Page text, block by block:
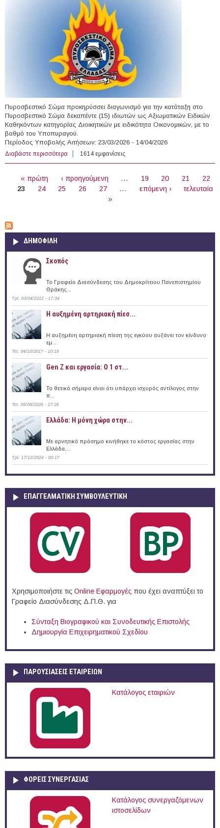
Πυροσβεστικό Σώμα προκηρύσσει διαγωνισμό για την κατάταξη στο
Πυροσβεστικό Σώμα δεκαπέντε (15) ιδιωτών ως Αξιωματικών Ειδικών
Καθηκόντων κατηγορίας Διοικητικών με ειδικότητα Οικονομικών, με το
βαθμό του Υποπυραγού.
Περίοδος Υποβολής Αιτήσεων: 23/03/2026 - 14/04/2026
Διαβάστε περισσότερα για Διαγωνισμός για 15 άτομα Ειδικών Καθηκόντων
κατηγορίας Διοικητικών με ειδικότητα Οικονομικών στο
1614 εμφανίσεις
« πρώτη ‹ προηγούμενη … 19 20 21
22
23
24 25 26 27 … επόμενη ›
τελευταία
»
ΔΗΜΟΦΙΛΗ
Σκοπός
Το Γραφείο Διασύνδεσης του Δημοκρίτειου Πανεπιστημίου
Θράκης...
Τρί, 03/04/2012 - 17:34
Η αυξημένη αρτηριακή πίεσ...
Η αυξημένη αρτηριακή πίεση της εγκύου αυξάνει τον κίνδυνο
εμ...
Τετ, 04/10/2017 - 10:18
Gen Z και εργασία: Ο 1 στ...
Το θετικό σήμερα είναι ότι υπάρχει ισχυρός αντίλογος στην
π...
Τετ, 05/08/2026 - 17:26
Ελλάδα: Η μόνη χώρα στην...
Με αρνητικό πρόσημο κινήθηκε το κόστος εργασίας στην
Ελλάδα,...
Τρί, 17/12/2024 - 00:17
ΕΠΑΓΓΕΛΜΑΤΙΚΉ ΣΥΜΒΟΥΛΕΥΤΙΚΉ
Χρησιμοποιήστε τις Online Eφαρμογές που έχει αναπτύξει το
Γραφείο Διασύνδεσης Δ.Π.Θ. για
Σύνταξη Βιογραφικού και Συνοδευτικής Επιστολής
Δημιουργία Επιχειρηματικού Σχεδίου
ΠΑΡΟΥΣΙΆΣΕΙΣ ΕΤΑΙΡΕΙΏΝ
Κατάλογος εταιριών
ΦΟΡΕΙΣ ΣΥΝΕΡΓΑΣΙΑΣ
Κατάλογος συνεργαζόμενων
ιστοσελίδων